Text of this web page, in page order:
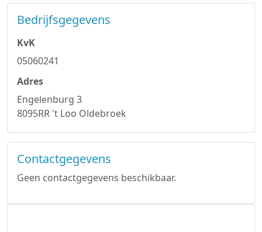
Bedrijfsgegevens
KvK
05060241
Adres
Engelenburg 3
8095RR 't Loo Oldebroek
Contactgegevens
Geen contactgegevens beschikbaar.